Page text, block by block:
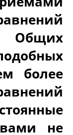
Общих
более
не